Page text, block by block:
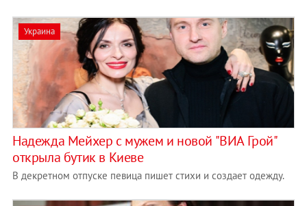
Украина
Надежда Мейхер с мужем и новой "ВИА Грой"
открыла бутик в Киеве
В декретном отпуске певица пишет стихи и создает одежду.